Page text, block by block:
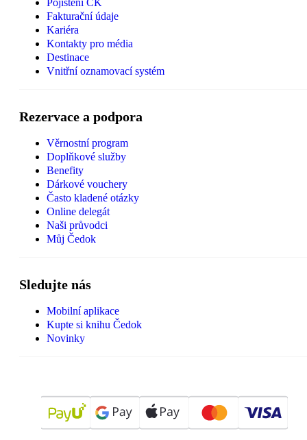
Pojištění CK
Fakturační údaje
Kariéra
Kontakty pro média
Destinace
Vnitřní oznamovací systém
Rezervace a podpora
Věrnostní program
Doplňkové služby
Benefity
Dárkové vouchery
Často kladené otázky
Online delegát
Naši průvodci
Můj Čedok
Sledujte nás
Mobilní aplikace
Kupte si knihu Čedok
Novinky